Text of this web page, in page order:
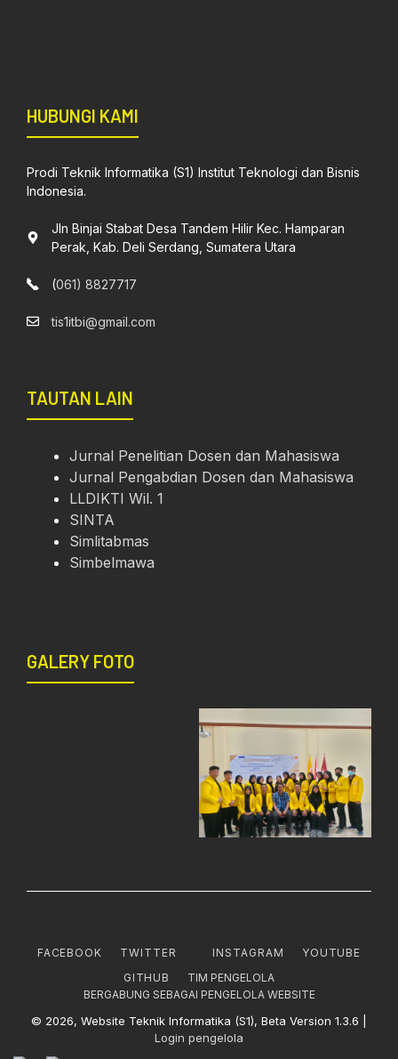
HUBUNGI KAMI
Prodi Teknik Informatika (S1) Institut Teknologi dan Bisnis
Indonesia.
Jln Binjai Stabat Desa Tandem Hilir Kec. Hamparan
Perak, Kab. Deli Serdang, Sumatera Utara
(061) 8827717
tis1itbi@gmail.com
TAUTAN LAIN
Jurnal Penelitian Dosen dan Mahasiswa
Jurnal Pengabdian Dosen dan Mahasiswa
LLDIKTI Wil. 1
SINTA
Simlitabmas
Simbelmawa
GALERY FOTO
FACEBOOK TWITTER INSTAGRAM
YOUTUBE
GITHUB
TIM PENGELOLA
BERGABUNG SEBAGAI PENGELOLA WEBSITE
© 2026, Website Teknik Informatika (S1), Beta Version 1.3.6 |
Login pengelola